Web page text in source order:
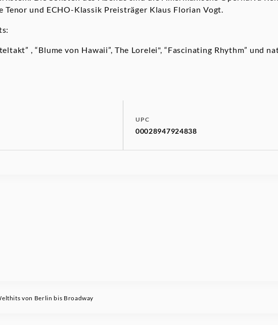
Tenor und ECHO-Klassik Preisträger Klaus Florian Vogt.
, “Blume von Hawaii”, The Lorelei", “Fascinating Rhythm” und
UPC
00028947924838
von Berlin bis Broadway